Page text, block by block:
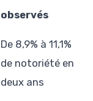
observés
De 8,9% à 11,1%
de notoriété en
deux ans